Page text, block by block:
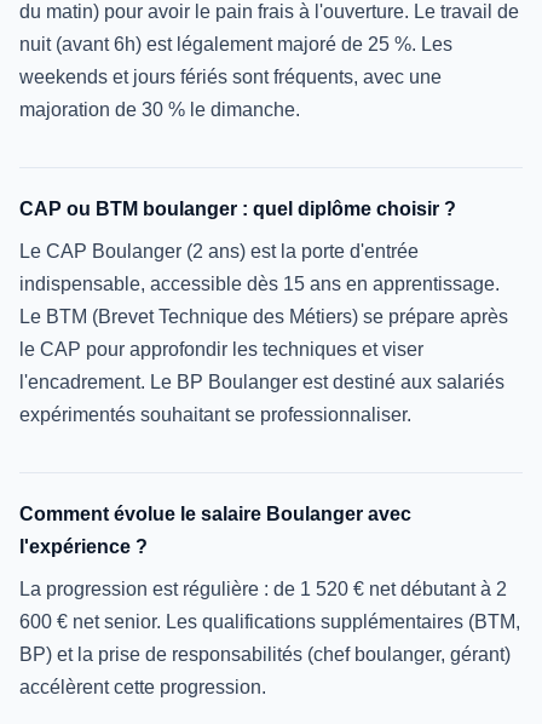
du matin) pour avoir le pain frais à l'ouverture. Le travail de
nuit (avant 6h) est légalement majoré de 25 %. Les
weekends et jours fériés sont fréquents, avec une
majoration de 30 % le dimanche.
CAP ou BTM boulanger : quel diplôme choisir ?
Le CAP Boulanger (2 ans) est la porte d'entrée
indispensable, accessible dès 15 ans en apprentissage.
Le BTM (Brevet Technique des Métiers) se prépare après
le CAP pour approfondir les techniques et viser
l'encadrement. Le BP Boulanger est destiné aux salariés
expérimentés souhaitant se professionnaliser.
Comment évolue le salaire Boulanger avec
l'expérience ?
La progression est régulière : de 1 520 € net débutant à 2
600 € net senior. Les qualifications supplémentaires (BTM,
BP) et la prise de responsabilités (chef boulanger, gérant)
accélèrent cette progression.